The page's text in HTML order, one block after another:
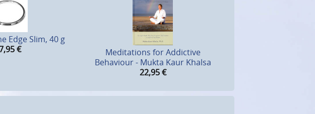
Edge Slim, 40 g
€
Meditations for Addictive
Behaviour - Mukta Kaur Khalsa
22,95 €